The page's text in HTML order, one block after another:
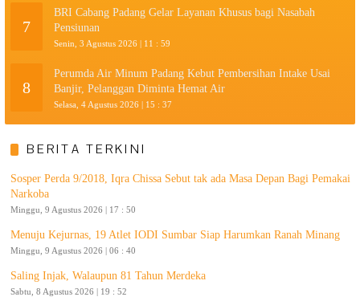
7
BRI Cabang Padang Gelar Layanan Khusus bagi Nasabah
Pensiunan
Senin, 3 Agustus 2026 | 11 : 59
8
Perumda Air Minum Padang Kebut Pembersihan Intake Usai
Banjir, Pelanggan Diminta Hemat Air
Selasa, 4 Agustus 2026 | 15 : 37
BERITA TERKINI
Sosper Perda 9/2018, Iqra Chissa Sebut tak ada Masa Depan Bagi Pemakai
Narkoba
Minggu, 9 Agustus 2026 | 17 : 50
Menuju Kejurnas, 19 Atlet IODI Sumbar Siap Harumkan Ranah Minang
Minggu, 9 Agustus 2026 | 06 : 40
Saling Injak, Walaupun 81 Tahun Merdeka
Sabtu, 8 Agustus 2026 | 19 : 52